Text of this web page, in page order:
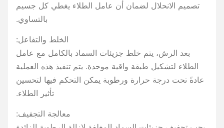
تصميم الانحلال لضمان أن عامل الطلاء يغطي كل جسيم
بالتساوي.
الخلط والتفاعل:
بعد الرش، يتم خلط جزيئات السماد بالكامل مع عامل
الطلاء لتشكيل طبقة واقية موحدة. يتم تنفيذ هذه العملية
عادةً تحت درجة حرارة ورطوبة يمكن التحكم فيها لتحسين
تأثير الطلاء.
معالجة التجفيف: